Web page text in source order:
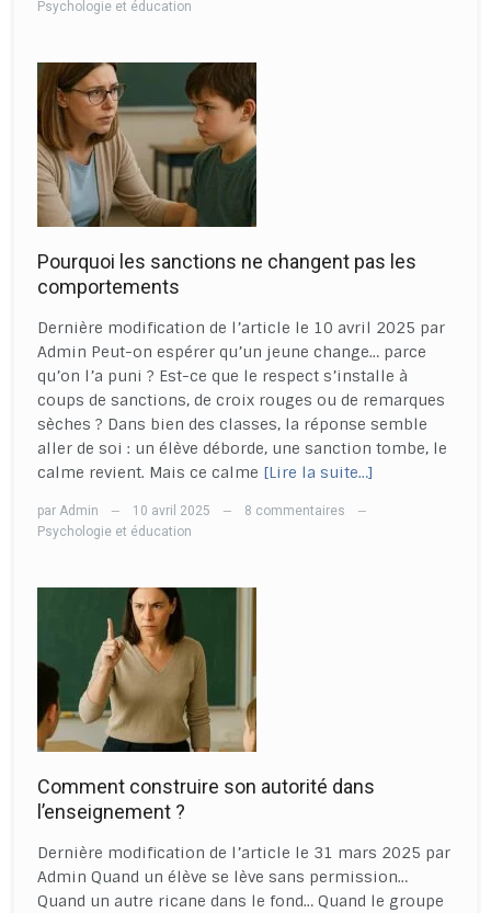
Psychologie et éducation
Pourquoi les sanctions ne changent pas les
comportements
Dernière modification de l’article le 10 avril 2025 par
Admin Peut-on espérer qu’un jeune change… parce
qu’on l’a puni ? Est-ce que le respect s’installe à
coups de sanctions, de croix rouges ou de remarques
sèches ? Dans bien des classes, la réponse semble
aller de soi : un élève déborde, une sanction tombe, le
calme revient. Mais ce calme [Lire la suite…]
par Admin — 10 avril 2025 — 8 commentaires —
Psychologie et éducation
Comment construire son autorité dans
l’enseignement ?
Dernière modification de l’article le 31 mars 2025 par
Admin Quand un élève se lève sans permission…
Quand un autre ricane dans le fond… Quand le groupe